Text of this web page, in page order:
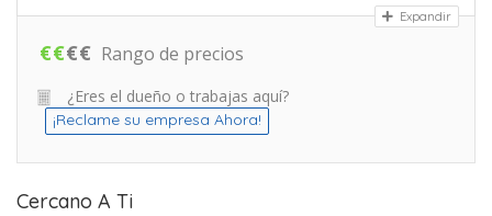
Expandir
€€€€ Rango de precios
¿Eres el dueño o trabajas aquí?
¡Reclame su empresa Ahora!
Cercano A Ti